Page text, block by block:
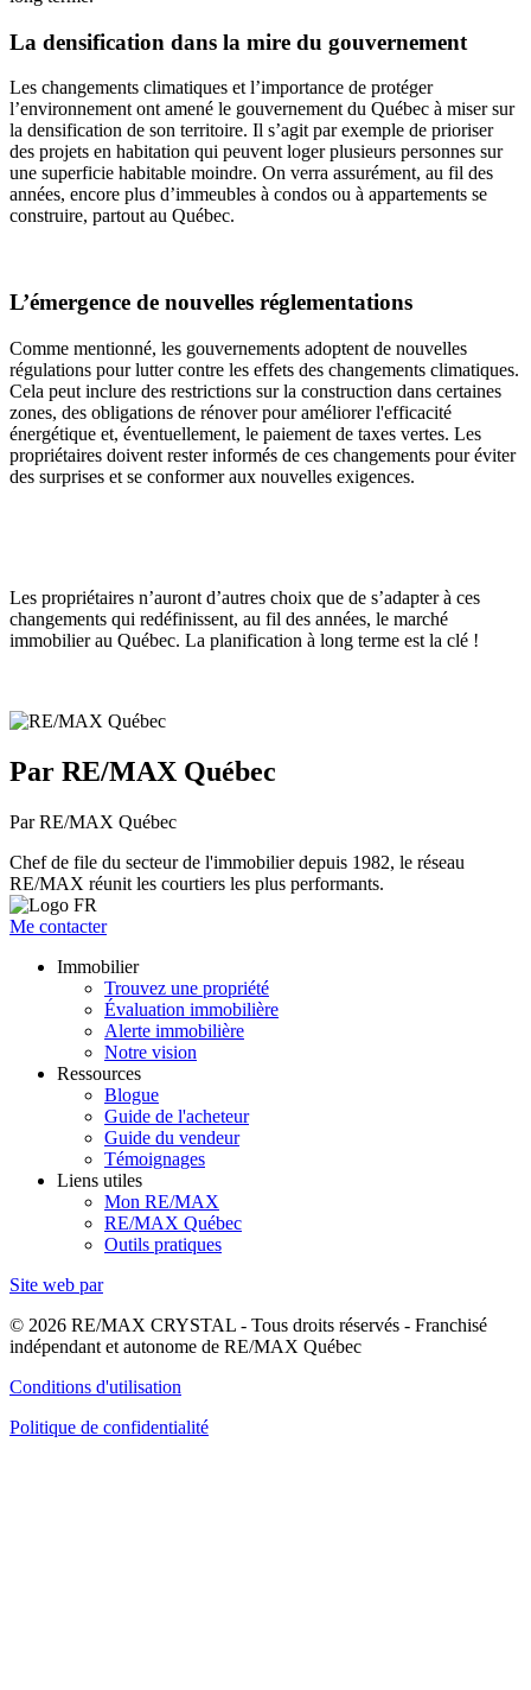
La densification dans la mire du gouvernement
Les changements climatiques et l’importance de protéger
l’environnement ont amené le gouvernement du Québec à miser sur
la densification de son territoire. Il s’agit par exemple de prioriser
des projets en habitation qui peuvent loger plusieurs personnes sur
une superficie habitable moindre. On verra assurément, au fil des
années, encore plus d’immeubles à condos ou à appartements se
construire, partout au Québec.
L’émergence de nouvelles réglementations
Comme mentionné, les gouvernements adoptent de nouvelles
régulations pour lutter contre les effets des changements climatiques.
Cela peut inclure des restrictions sur la construction dans certaines
zones, des obligations de rénover pour améliorer l'efficacité
énergétique et, éventuellement, le paiement de taxes vertes. Les
propriétaires doivent rester informés de ces changements pour éviter
des surprises et se conformer aux nouvelles exigences.
Les propriétaires n’auront d’autres choix que de s’adapter à ces
changements qui redéfinissent, au fil des années, le marché
immobilier au Québec. La planification à long terme est la clé !
Par RE/MAX Québec
Par RE/MAX Québec
Chef de file du secteur de l'immobilier depuis 1982, le réseau
RE/MAX réunit les courtiers les plus performants.
Me contacter
Immobilier
Trouvez une propriété
Évaluation immobilière
Alerte immobilière
Notre vision
Ressources
Blogue
Guide de l'acheteur
Guide du vendeur
Témoignages
Liens utiles
Mon RE/MAX
RE/MAX Québec
Outils pratiques
Site web par
© 2026 RE/MAX CRYSTAL - Tous droits réservés - Franchisé
indépendant et autonome de RE/MAX Québec
Conditions d'utilisation
Politique de confidentialité